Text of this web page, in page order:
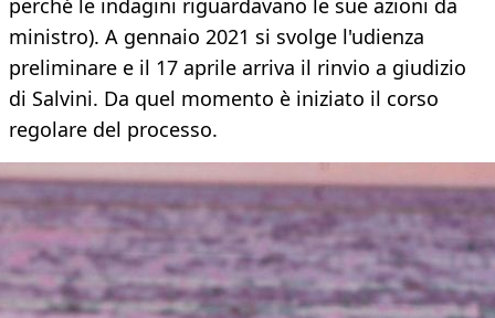
perché le indagini riguardavano le sue azioni da
ministro). A gennaio 2021 si svolge l'udienza
preliminare e il 17 aprile arriva il rinvio a giudizio
di Salvini. Da quel momento è iniziato il corso
regolare del processo.